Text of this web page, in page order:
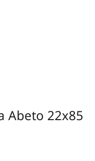
Abeto 22x85